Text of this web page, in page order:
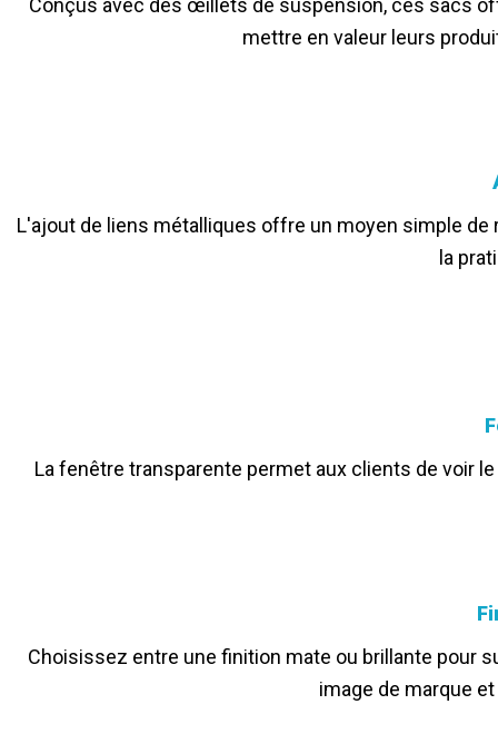
mettre en valeur leurs
L'ajout de liens métalliques offre un moyen simple
la
La fenêtre transparente permet aux clients de voir
Choisissez entre une finition mate ou brillante pour
image de marque